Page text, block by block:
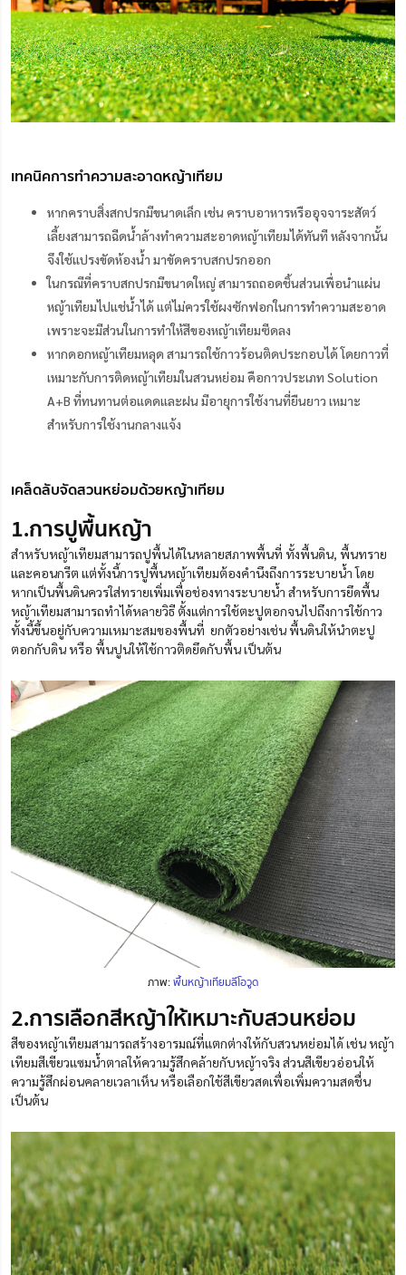
เทคนิคการทำความสะอาดหญ้าเทียม
หากคราบสิ่งสกปรกมีขนาดเล็ก เช่น คราบอาหารหรืออุจจาระสัตว์
เลี้ยงสามารถฉีดน้ำล้างทำความสะอาดหญ้าเทียมได้ทันที หลังจากนั้น
จึงใช้แปรงขัดห้องน้ำ มาขัดคราบสกปรกออก
ในกรณีที่คราบสกปรกมีขนาดใหญ่ สามารถถอดชิ้นส่วนเพื่อนำแผ่น
หญ้าเทียมไปแช่น้ำได้ แต่ไม่ควรใช้ผงซักฟอกในการทำความสะอาด
เพราะจะมีส่วนในการทำให้สีของหญ้าเทียมซีดลง
หากดอกหญ้าเทียมหลุด สามารถใช้กาวร้อนติดประกอบได้ โดยกาวที่
เหมาะกับการติดหญ้าเทียมในสวนหย่อม คือกาวประเภท Solution
A+B ที่ทนทานต่อแดดและฝน มีอายุการใช้งานที่ยืนยาว เหมาะ
สำหรับการใช้งานกลางแจ้ง
เคล็ดลับจัดสวนหย่อมด้วยหญ้าเทียม
1.การปูพื้นหญ้า
สำหรับหญ้าเทียมสามารถปูพื้นได้ในหลายสภาพพื้นที่ ทั้งพื้นดิน, พื้นทราย
และคอนกรีต แต่ทั้งนี้การปูพื้นหญ้าเทียมต้องคำนึงถึงการระบายน้ำ โดย
หากเป็นพื้นดินควรใส่ทรายเพิ่มเพื่อช่องทางระบายน้ำ สำหรับการยึดพื้น
หญ้าเทียมสามารถทำได้หลายวิธี ตั้งแต่การใช้ตะปูตอกจนไปถึงการใช้กาว
ทั้งนี้ขึ้นอยู่กับความเหมาะสมของพื้นที่ ยกตัวอย่างเช่น พื้นดินให้นำตะปู
ตอกกับดิน หรือ พื้นปูนให้ใช้กาวติดยึดกับพื้น เป็นต้น
ภาพ:พื้นหญ้าเทียมลีโอวูด
2.การเลือกสีหญ้าให้เหมาะกับสวนหย่อม
สีของหญ้าเทียมสามารถสร้างอารมณ์ที่แตกต่างให้กับสวนหย่อมได้ เช่น หญ้า
เทียมสีเขียวแซมน้ำตาลให้ความรู้สึกคล้ายกับหญ้าจริง ส่วนสีเขียวอ่อนให้
ความรู้สึกผ่อนคลายเวลาเห็น หรือเลือกใช้สีเขียวสดเพื่อเพิ่มความสดชื่น
เป็นต้น